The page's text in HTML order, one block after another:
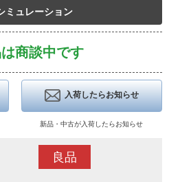
ミュレーション
商談中です
入荷したらお知らせ
新品・中古が入荷したらお知らせ
良品